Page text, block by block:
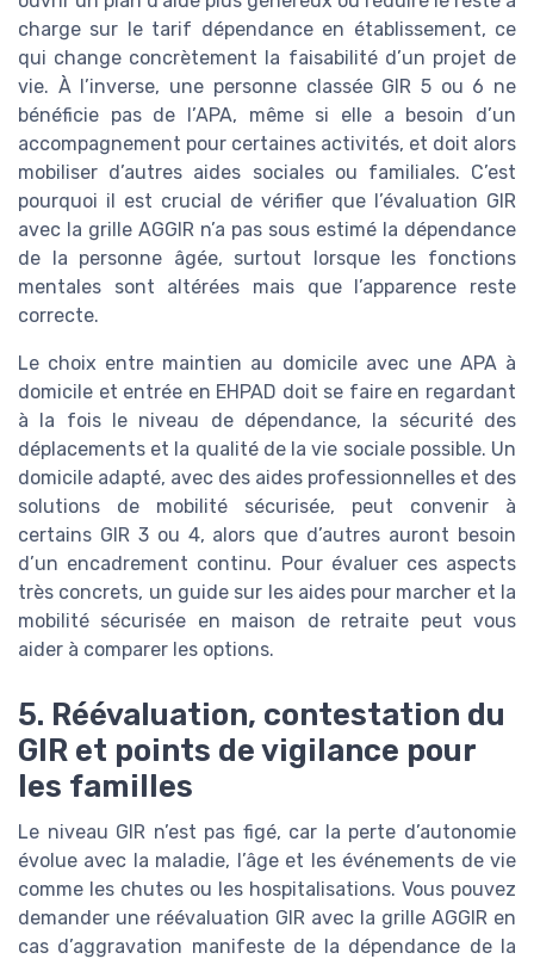
charge sur le tarif dépendance en établissement, ce
qui change concrètement la faisabilité d’un projet de
vie. À l’inverse, une personne classée GIR 5 ou 6 ne
bénéficie pas de l’APA, même si elle a besoin d’un
accompagnement pour certaines activités, et doit alors
mobiliser d’autres aides sociales ou familiales. C’est
pourquoi il est crucial de vérifier que l’évaluation GIR
avec la grille AGGIR n’a pas sous estimé la dépendance
de la personne âgée, surtout lorsque les fonctions
mentales sont altérées mais que l’apparence reste
correcte.
Le choix entre maintien au domicile avec une APA à
domicile et entrée en EHPAD doit se faire en regardant
à la fois le niveau de dépendance, la sécurité des
déplacements et la qualité de la vie sociale possible. Un
domicile adapté, avec des aides professionnelles et des
solutions de mobilité sécurisée, peut convenir à
certains GIR 3 ou 4, alors que d’autres auront besoin
d’un encadrement continu. Pour évaluer ces aspects
très concrets, un guide sur les aides pour marcher et la
mobilité sécurisée en maison de retraite peut vous
aider à comparer les options.
5. Réévaluation, contestation du
GIR et points de vigilance pour
les familles
Le niveau GIR n’est pas figé, car la perte d’autonomie
évolue avec la maladie, l’âge et les événements de vie
comme les chutes ou les hospitalisations. Vous pouvez
demander une réévaluation GIR avec la grille AGGIR en
cas d’aggravation manifeste de la dépendance de la